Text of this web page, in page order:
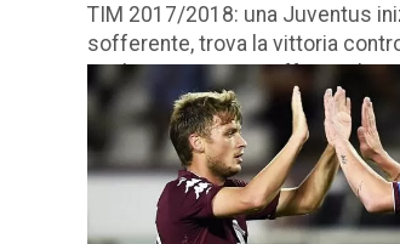
TIM 2017/2018: una Juventus
sofferente, trova la vittoria
applausi… Vittoria sofferta.
trentunesima giornata...